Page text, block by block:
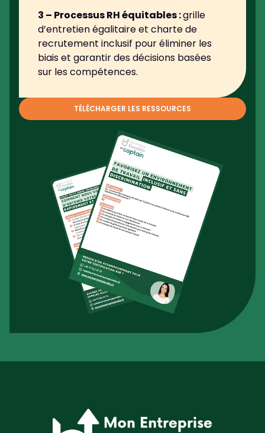
3 – Processus RH équitables:grille
d’entretien égalitaire et charte de
recrutement inclusif pour éliminer les
biais et garantir des décisions basées
sur les compétences.
TÉLÉCHARGER LES RESSOURCES